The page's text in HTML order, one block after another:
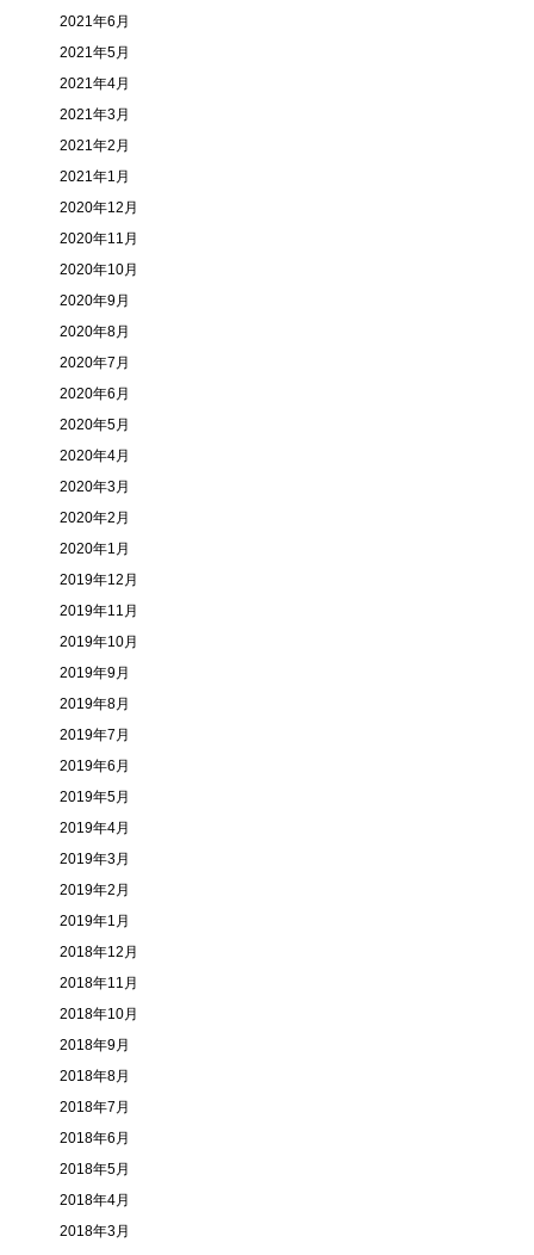
2021年6月
2021年5月
2021年4月
2021年3月
2021年2月
2021年1月
2020年12月
2020年11月
2020年10月
2020年9月
2020年8月
2020年7月
2020年6月
2020年5月
2020年4月
2020年3月
2020年2月
2020年1月
2019年12月
2019年11月
2019年10月
2019年9月
2019年8月
2019年7月
2019年6月
2019年5月
2019年4月
2019年3月
2019年2月
2019年1月
2018年12月
2018年11月
2018年10月
2018年9月
2018年8月
2018年7月
2018年6月
2018年5月
2018年4月
2018年3月